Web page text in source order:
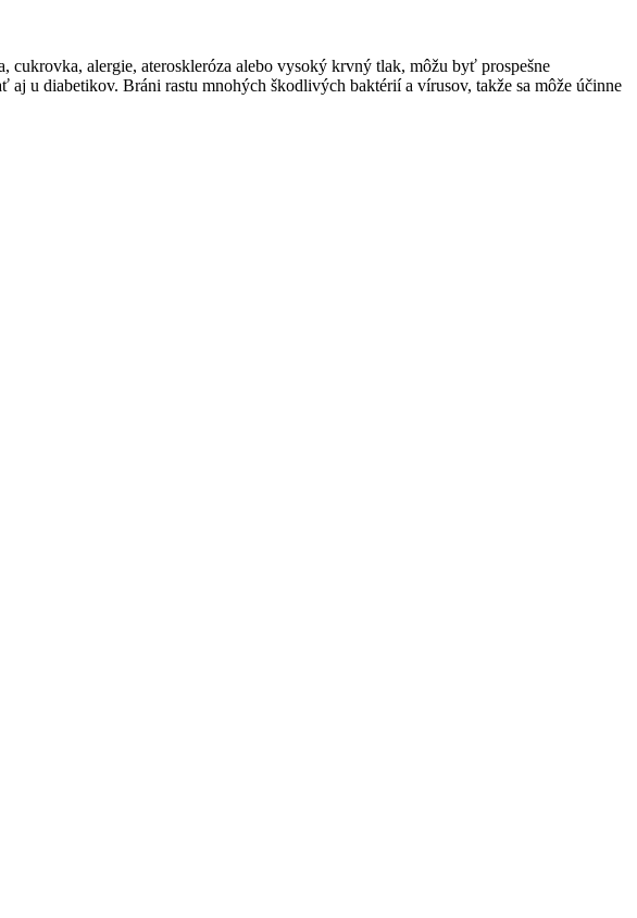
alergie, ateroskleróza alebo vysoký krvný tlak, môžu byť prospešne
u diabetikov. Bráni rastu mnohých škodlivých baktérií a vírusov, takže sa môže účinne